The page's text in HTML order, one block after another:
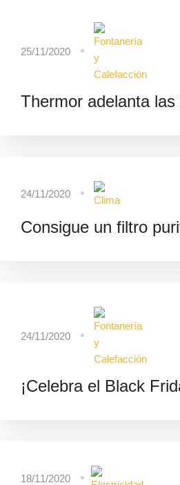
25/11/2020
Thermor adelanta
24/11/2020
Consigue un filtro
24/11/2020
¡Celebra el Black
18/11/2020